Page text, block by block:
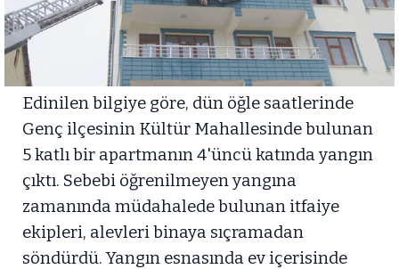
Edinilen bilgiye göre, dün öğle saatlerinde
Genç ilçesinin Kültür Mahallesinde bulunan
5 katlı bir apartmanın 4'üncü katında yangın
çıktı. Sebebi öğrenilmeyen yangına
zamanında müdahalede bulunan itfaiye
ekipleri, alevleri binaya sıçramadan
söndürdü. Yangın esnasında ev içerisinde